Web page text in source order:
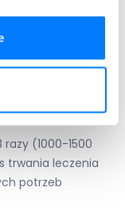
co 4-6 godzin
3 razy na dobę
Stosowanie
(1000-1500
trwania leczenia
potrzeb